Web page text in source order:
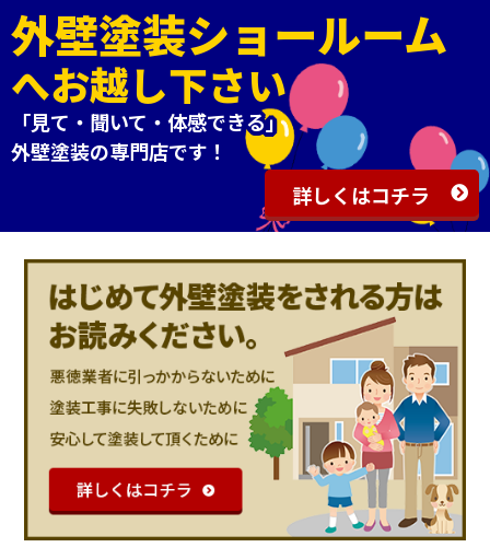
外壁塗装ショールーム
へお越し下さい
「見て・聞いて・体感できる」
外壁塗装の専門店です！
詳しくはコチラ